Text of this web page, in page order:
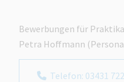
Bewerbungen für
Petra Hoffmann
Telefon: 03431